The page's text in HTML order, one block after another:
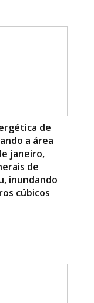
de
a área
janeiro,
de
inundando
cúbicos